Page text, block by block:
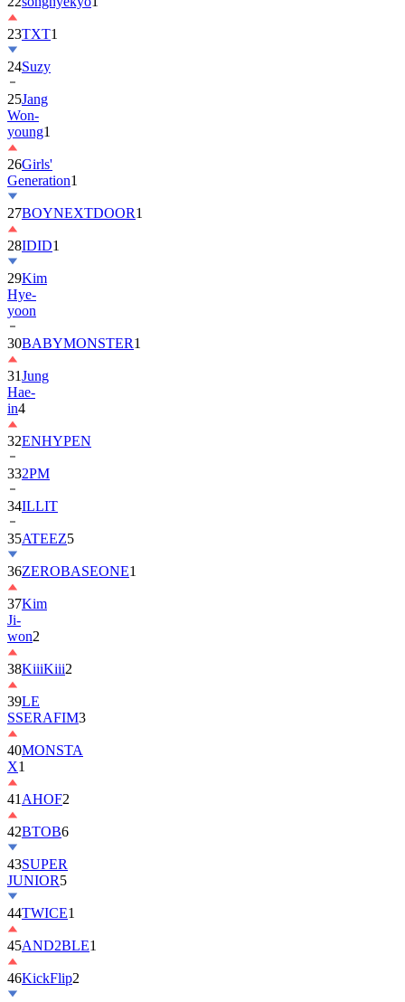
23TXT1
24Suzy
25Jang
Won-
young1
26Girls'
Generation1
27BOYNEXTDOOR1
28IDID1
29Kim
Hye-
yoon
30BABYMONSTER1
31Jung
Hae-
in4
32ENHYPEN
332PM
34ILLIT
35ATEEZ5
36ZEROBASEONE1
37Kim
Ji-
won2
38KiiiKiii2
39LE
SSERAFIM3
40MONSTA
X1
41 AHOF2
42BTOB6
43SUPER
JUNIOR5
44TWICE1
45AND2BLE1
46KickFlip2